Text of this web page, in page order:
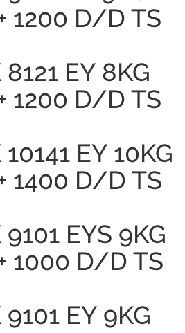
1200 D/D TS
EY 8KG
1200 D/D TS
EY 10KG
1400 D/D TS
EYS 9KG
1000 D/D TS
EY 9KG